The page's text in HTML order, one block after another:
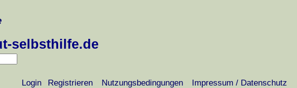
selbsthilfe.de
Login Registrieren Nutzungsbedingungen Impressum / Datenschutz